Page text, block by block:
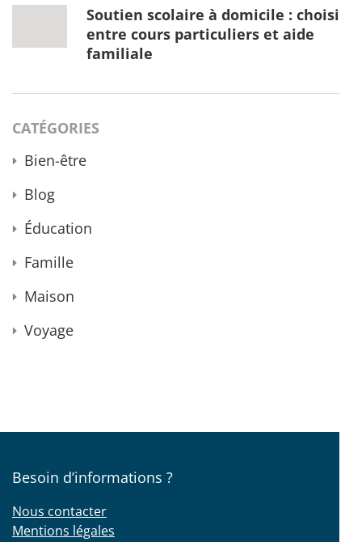
Soutien scolaire à domicile : choisir
entre cours particuliers et aide
familiale
CATÉGORIES
Bien-être
Blog
Éducation
Famille
Maison
Voyage
Besoin d’informations ?
Nous contacter
Mentions légales